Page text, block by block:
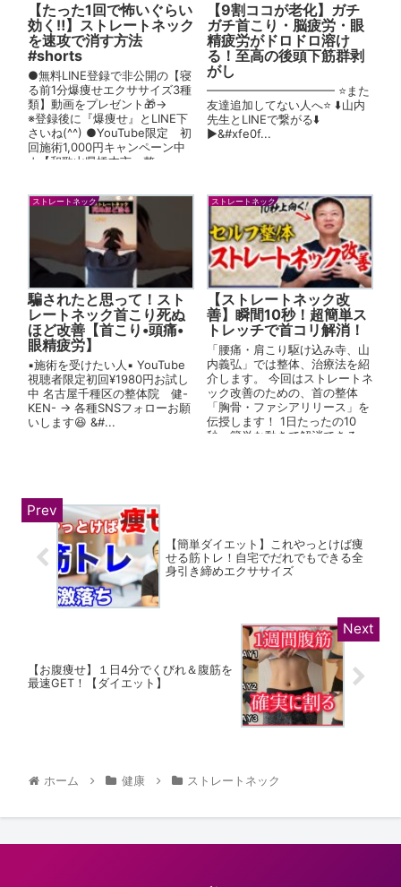
【たった1回で怖いぐらい
効く‼︎】ストレートネック
を速攻で消す方法
#shorts
●無料LINE登録で非公開の【寝
る前1分爆痩せエクササイズ3種
類】動画をプレゼント🎁→
※登録後に『爆痩せ』とLINE下
さいね(^^) ●YouTube限定 初
回施術1,000円キャンペーン中
↓【和歌山県橋本市 整...
【9割ココが老化】ガチ
ガチ首こり・脳疲労・眼
精疲労がドロドロ溶け
る！至高の後頭下筋群剥
がし
━━━━━━━━━━━ ⭐️また
友達追加してない人へ⭐️ ⬇️山内
先生とLINEで繋がる⬇️
▶&#xfe0f...
ストレートネック
騙されたと思って！スト
レートネック首こり死ぬ
ほど改善【首こり•頭痛•
眼精疲労】
▪️施術を受けたい人▪️ YouTube
視聴者限定初回¥1980円お試し
中 名古屋千種区の整体院 健-
KEN- → 各種SNSフォローお願
いします😆 &#...
ストレートネック
【ストレートネック改
善】瞬間10秒！超簡単ス
トレッチで首コリ解消！
「腰痛・肩こり駆け込み寺、山
内義弘」では整体、治療法を紹
介します。 今回はストレートネ
ック改善のための、首の整体
「胸骨・ファシアリリース」を
伝授します！ 1日たったの10
秒、簡単な動きで解消できる
【簡単ダイエット】これやっとけば痩
せる筋トレ！自宅でだれでもできる全
身引き締めエクササイズ
【お腹痩せ】１日4分でくびれ＆腹筋を
最速GET！【ダイエット】
ホーム 健康 ストレートネック